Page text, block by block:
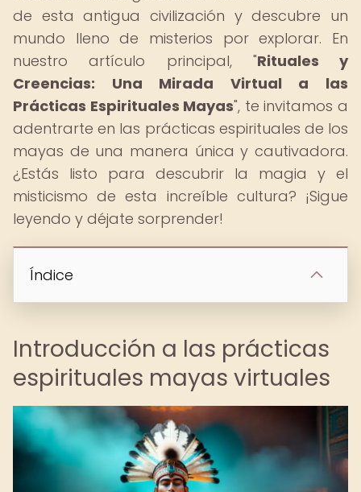
de esta antigua civilización y descubre un
mundo lleno de misterios por explorar. En
nuestro artículo principal, "Rituales y
Creencias: Una Mirada Virtual a las
Prácticas Espirituales Mayas", te invitamos a
adentrarte en las prácticas espirituales de los
mayas de una manera única y cautivadora.
¿Estás listo para descubrir la magia y el
misticismo de esta increíble cultura? ¡Sigue
leyendo y déjate sorprender!
Índice
Introducción a las prácticas
espirituales mayas virtuales